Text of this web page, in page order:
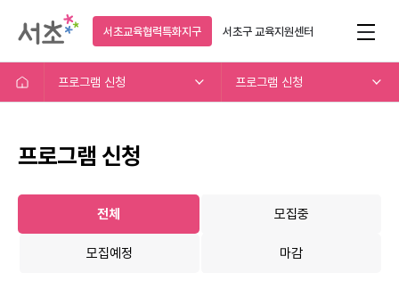
서초교육협력특화지구 서초구교육지원센터
프로그램 신청 프로그램 신청
프로그램 신청
전체 모집중
모집예정 마감